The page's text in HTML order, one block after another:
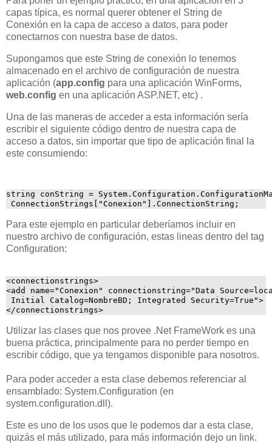
capas típica, es normal querer obtener el String de
Conexión en la capa de acceso a datos, para poder
conectarnos con nuestra base de datos.
Supongamos que este String de conexión lo tenemos
almacenado en el archivo de configuración de nuestra
aplicación (app.config para una aplicación WinForms,
web.config en una aplicación ASP.NET, etc) .
Una de las maneras de acceder a esta información sería
escribir el siguiente código dentro de nuestra capa de
acceso a datos, sin importar que tipo de aplicación final la
este consumiendo:
string conString =
ConnectionStrings["Conexion"].ConnectionString;
Para este ejemplo en particular deberíamos incluir en
nuestro archivo de configuración, estas lineas dentro del tag
Configuration:
<connectionstrings>
<add name="Conexion" connectionstring="Data
Initial Catalog=NombreBD; Integrated Security=True">
</connectionstrings>
Utilizar las clases que nos provee .Net FrameWork es una
buena práctica, principalmente para no perder tiempo en
escribir código, que ya tengamos disponible para nosotros.
Para poder acceder a esta clase debemos referenciar al
ensamblado: System.Configuration (en
system.configuration.dll).
Este es uno de los usos que le podemos dar a esta clase,
quizás el más utilizado, para más información dejo un link.